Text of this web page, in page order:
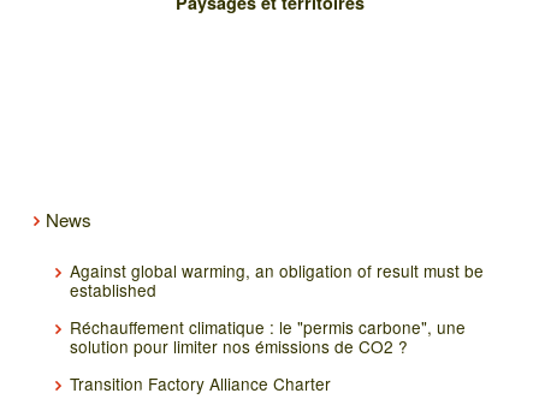
News
Against global warming, an obligation of result must be
established
Réchauffement climatique : le "permis carbone", une
solution pour limiter nos émissions de CO2 ?
Transition Factory Alliance Charter